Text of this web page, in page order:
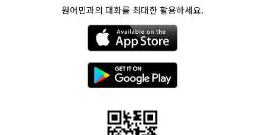
원어민과의 대화를 최대한 활용하세요.